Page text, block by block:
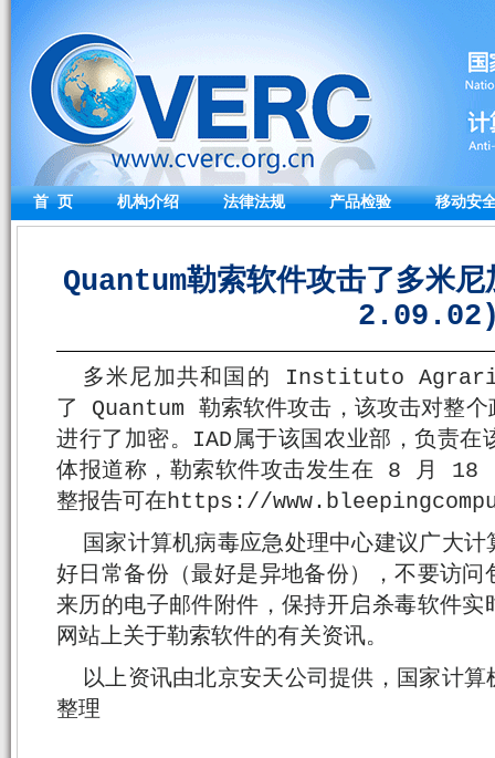
首 页 机构介绍 法律法规 产品检验 移动安
Quantum勒索软件攻击了多米
多米尼加共和国的 Instituto
了 Quantum 勒索软件攻击，该攻击对整个
进行了加密。IAD属于该国农业部，负责在
体报道称，勒索软件攻击发生在 8 月 18
整报告可在https://
国家计算机病毒应急处理中心建议广大
好日常备份（最好是异地备份），不要访
来历的电子邮件附件，保持开启杀毒软件
网站上关于勒索软件的有关资讯。
以上资讯由北京安天公司提供，国家计
整理